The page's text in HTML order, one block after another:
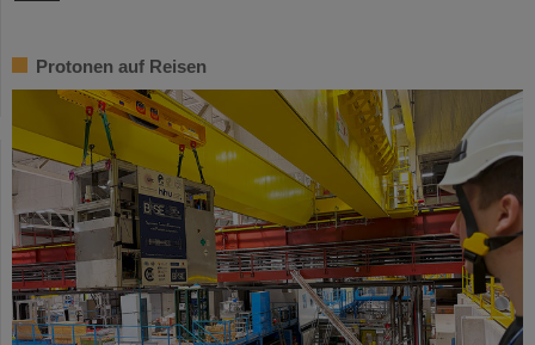
Protonen auf Reisen